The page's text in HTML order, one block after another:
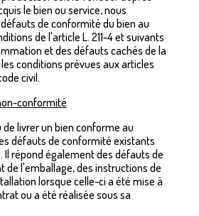
le bien ou service, nous
de conformité du bien au
de l'article L. 211-4 et suivants
et des défauts cachés de la
conditions prévues aux articles
civil.
conformité
livrer un bien conforme au
défauts de conformité existants
Il répond également des défauts de
de l'emballage, des instructions de
lorsque celle-ci a été mise à
ou a été réalisée sous sa